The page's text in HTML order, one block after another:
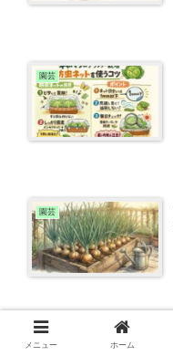
園芸
園芸
園芸
メニュー ホーム